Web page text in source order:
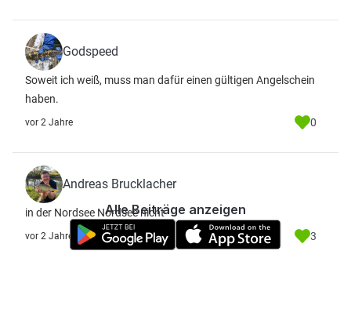
Godspeed
Soweit ich weiß, muss man dafür einen gültigen Angelschein
haben.
vor 2 Jahre 0
Andreas Brucklacher
in der Nordsee Nordsee nicht
vor 2 Jahre 3
Alle Beiträge anzeigen